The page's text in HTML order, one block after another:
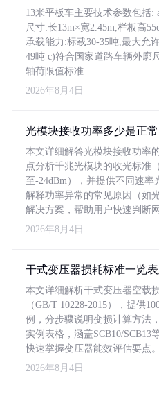
13米平板车主要技术参数包括:
尺寸:长13m×宽2.45m,栏板高
承载能力:标载30-35吨,最大允
49吨 c)符合国家道路车辆外廓
轴荷限值标准
2026年8月4日
光模块接收功率多少是正常
本文详细解答光模块接收功率
点分析千兆光模块的收光标准
至-24dBm），并提供不同速
解释功率异常的常见原因（如
解决方案，帮助用户快速判断
2026年8月4日
干式变压器损耗标准一览
本文详细解析干式变压器空载
（GB/T 10228-2015），提供
例，分步骤说明变损计算方法
实例表格，涵盖SCB10/SCB13
快速掌握变压器能效评估要点。
2026年8月4日